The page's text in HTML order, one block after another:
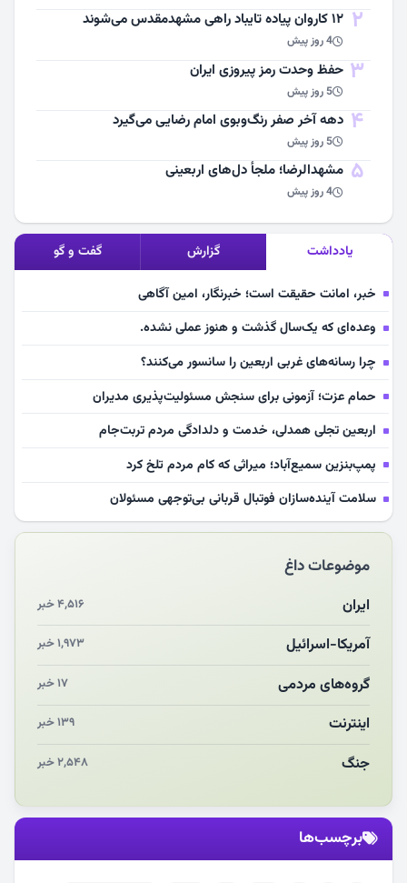
2 ۱۲ کاروان پیاده تایباد راهی مشهدمقدس می‌شوند
4 روز پیش
3 حفظ وحدت رمز پیروزی ایران
5 روز پیش
4 دهه آخر صفر رنگ‌وبوی امام رضایی می‌گیرد
5 روز پیش
5 مشهد‌الرضا؛ ملجأ دل‌های اربعینی
4 روز پیش
یادداشت گزارش گفت و گو
خبر، امانت حقیقت است؛ خبرنگار، امین آگاهی
وعده‌ای که یک‌سال گذشت و هنوز عملی نشده.
چرا رسانه‌های غربی اربعین را سانسور می‌کنند؟
حمام عزت؛ آزمونی برای سنجش مسئولیت‌پذیری مدیران
اربعین تجلی همدلی، خدمت و دلدادگی مردم تربت‌جام
پمپ‌بنزین سمیع‌آباد؛ میراثی که کام مردم تلخ کرد
سلامت آینده‌سازان فوتبال قربانی بی‌توجهی مسئولان
بازخوانی رسانه‌ای اندیشه رهبر شهید
مشهدالرضا آقای شهید ایران را در آغوش کشید
مکن ای صبح طلوع
چرایی «استقبال از آقای ایران»
موضوعات داغ
ایران ۴,۵۱۶ خبر
آمریکا-اسرائیل ۱,۹۷۳ خبر
گروه‌های مردمی ۱۷ خبر
اینترنت ۱۳۹ خبر
جنگ ۲,۵۴۸ خبر
برچسب‌ها